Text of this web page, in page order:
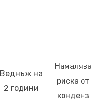
Веднъж на
2 години
Намалява
риска от
конденз